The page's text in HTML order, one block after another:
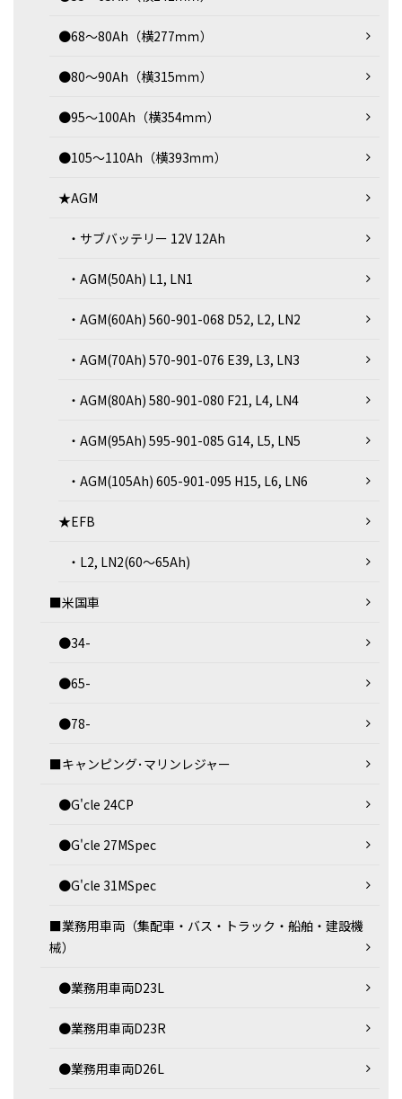
●68～80Ah（横277ｍｍ）
●80～90Ah（横315ｍｍ）
●95～100Ah（横354ｍｍ）
●105～110Ah（横393ｍｍ）
★AGM
・サブバッテリー 12V 12Ah
・AGM(50Ah) L1, LN1
・AGM(60Ah) 560-901-068 D52, L2, LN2
・AGM(70Ah) 570-901-076 E39, L3, LN3
・AGM(80Ah) 580-901-080 F21, L4, LN4
・AGM(95Ah) 595-901-085 G14, L5, LN5
・AGM(105Ah) 605-901-095 H15, L6, LN6
★EFB
・L2, LN2(60～65Ah)
■米国車
●34-
●65-
●78-
■キャンピング･マリンレジャー
●G'cle 24CP
●G'cle 27MSpec
●G'cle 31MSpec
■業務用車両（集配車・バス・トラック・船舶・建設機
械）
●業務用車両D23L
●業務用車両D23R
●業務用車両D26L